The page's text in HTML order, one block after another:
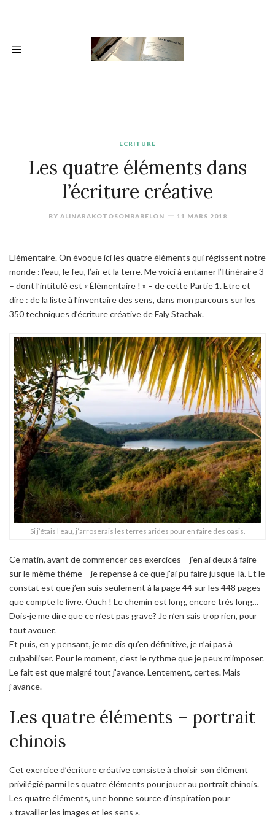
ECRITURE
Les quatre éléments dans
l’écriture créative
BY ALINARAKOTOSONBABELON 11 MARS 2018
Elémentaire. On évoque ici les quatre éléments qui régissent notre
monde : l’eau, le feu, l’air et la terre. Me voici à entamer l’Itinéraire 3
– dont l’intitulé est « Élémentaire ! » – de cette Partie 1.Etre et
dire : de la liste à l’inventaire des sens, dans mon parcours sur les
350 techniques d’écriture créativede Faly Stachak.
Si j’étais l’eau, j’arroserais les terres arides pour en faire des oasis.
Ce matin, avant de commencer ces exercices – j’en ai deux à faire
sur le même thème – je repense à ce que j’ai pu faire jusque-là. Et le
constat est que j’en suis seulement à la page 44 sur les 448 pages
que compte le livre. Ouch ! Le chemin est long, encore très long…
Dois-je me dire que ce n’est pas grave? Je n’en sais trop rien, pour
tout avouer.
Et puis, en y pensant, je me dis qu’en définitive, je n’ai pas à
culpabiliser. Pour le moment, c’est le rythme que je peux m’imposer.
Le fait est que malgré tout j’avance. Lentement, certes. Mais
j’avance.
Les quatre éléments – portrait
chinois
Cet exercice d’écriture créative consiste à choisir son élément
privilégié parmi les quatre éléments pour jouer au portrait chinois.
Les quatre éléments, une bonne source d’inspiration pour
« travailler les images et les sens ».